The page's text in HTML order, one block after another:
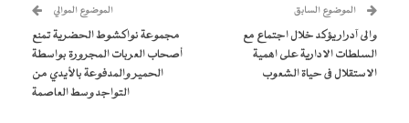
نافذة
جديدة)
الموضوع السابق
والى آدرار يؤكد خلال اجتماع مع
السلطات الادارية على اهمية
الاستقلال فى حياة الشعوب
الموضوع الموالي
مجموعة نواكشوط الحضرية تمنع
أصحاب العربات المجرورة بواسطة
الحمير والمدفوعة بالأيدي من
التواجد وسط العاصمة